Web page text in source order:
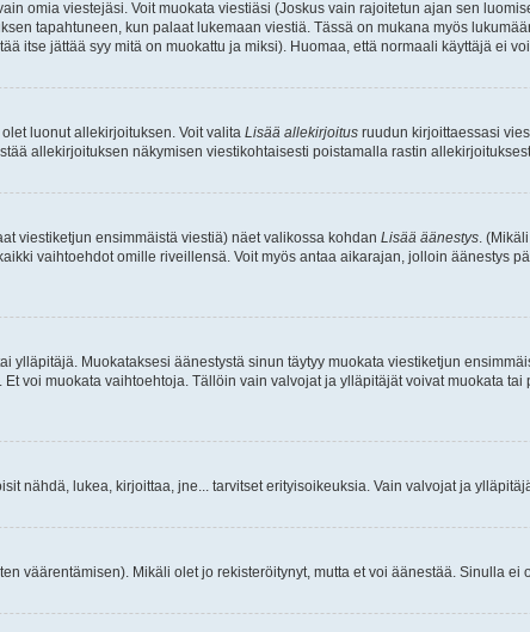
omia viestejäsi. Voit muokata viestiäsi (Joskus vain rajoitetun ajan sen
tapahtuneen, kun palaat lukemaan viestiä. Tässä on mukana myös
itse jättää syy mitä on muokattu ja miksi). Huomaa, että normaali käyttäjä ei
luonut allekirjoituksen. Voit valita Lisää allekirjoitus ruudun kirjoittaessasi
allekirjoituksen näkymisen viestikohtaisesti poistamalla rastin
viestiketjun ensimmäistä viestiä) näet valikossa kohdan Lisää äänestys .
vaihtoehdot omille riveillensä. Voit myös antaa aikarajan, jolloin äänestys
ylläpitäjä. Muokataksesi äänestystä sinun täytyy muokata viestiketjun
voi muokata vaihtoehtoja. Tällöin vain valvojat ja ylläpitäjät voivat muokata
nähdä, lukea, kirjoittaa, jne... tarvitset erityisoikeuksia. Vain valvojat ja
väärentämisen). Mikäli olet jo rekisteröitynyt, mutta et voi äänestää. Sinulla ei